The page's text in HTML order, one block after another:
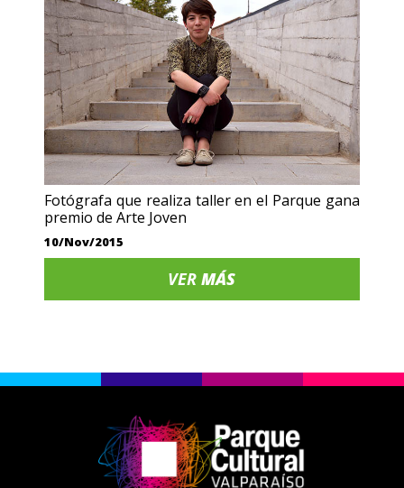
Fotógrafa que realiza taller en el Parque gana
premio de Arte Joven
10/Nov/2015
VERMÁS